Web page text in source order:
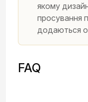
якому
просування
додаються
FAQ